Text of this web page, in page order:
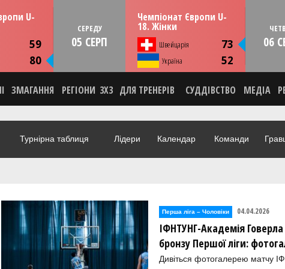
U-
59
80
13:30
СЕРЕДУ
05 СЕРП
Чемпіонат Європи U-
18. Жінки
Швейцарія 73
Україна 52
СЕРЕДУ 05 серпня 13:30
Тулча, Румунія
НОВИНА
ВІДЕО
06
ЗМАГАННЯ РЕГІОНИ 3X3 ДЛЯ ТРЕНЕРІВ СУДДІВСТВО МЕДІА
Турнірна таблиця Лідери Календар Команди
Перша лiга – Чоловiки 04.04.2026
ІФНТУНГ-Академія
бронзу Першої ліги:
Дивіться фотогалерею